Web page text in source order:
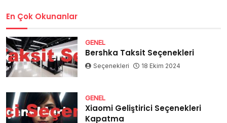
En Çok Okunanlar
GENEL
Bershka Taksit Seçenekleri
Seçenekleri 18 Ekim 2024
GENEL
Xiaomi Geliştirici Seçenekleri
Kapatma